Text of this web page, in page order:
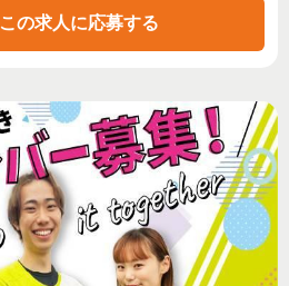
この求人に応募する